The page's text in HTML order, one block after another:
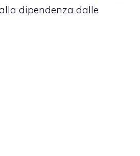
dipendenza dalle